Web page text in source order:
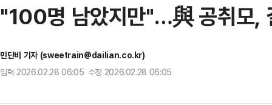
"100명 남았지만"…與 공취모,
민단비 기자 (sweetrain@dailian.co.kr)
입력 2026.02.28 06:05 수정 2026.02.28 06:05